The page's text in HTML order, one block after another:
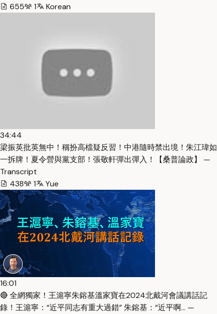
655
1 Korean
34:44
梁振英批英無中！稱扮高檔疑反習！中港隨時禁出境！朱江瑋如
一拆牌！夏令營與黨支部！張敬軒彈出彈入！【桑普論政】 —
Transcript
438
1 Yue
16:01
🔴 全網獨家！王滬寧朱鎔基溫家寶在2024北戴河會議講話記
錄！王滬寧：“近平同志有重大過錯” 朱鎔基：“近平啊… —